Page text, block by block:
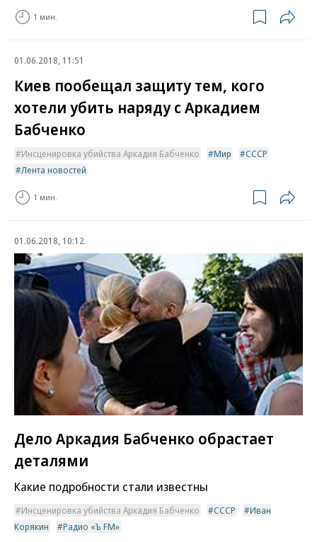
1 мин.
01.06.2018, 11:51
Киев пообещал защиту тем, кого
хотели убить наряду с Аркадием
Бабченко
Инсценировка убийства Аркадия Бабченко Мир
СССР
Лента новостей
1 мин.
01.06.2018, 10:12
Дело Аркадия Бабченко обрастает
деталями
Какие подробности стали известны
Инсценировка убийства Аркадия Бабченко СССР
Иван
Корякин
Радио «Ъ FM»